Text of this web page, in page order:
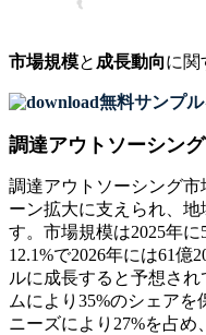
市場規模と 成長動向に関
無料サンプ
調達アウトソーシン
調達アウトソーシング
ーン拡大に支えられ、
す。市場規模は2025年
12.1%で2026年には61億
ルに成長すると予想さ
ムにより35%のシェア
ニーズにより27%を占め